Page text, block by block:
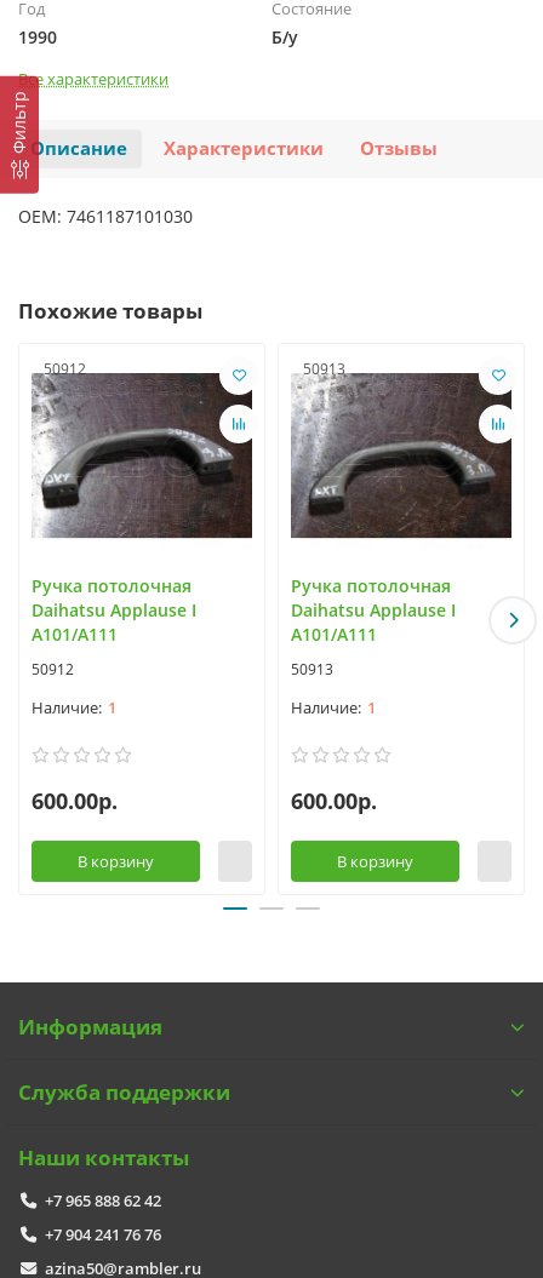
Фильтр
Год
1990
Состояние
Б/у
Все характеристики
Описание Характеристики Отзывы
OEM: 7461187101030
Похожие товары
50912
Ручка потолочная
Daihatsu Applause I
A101/A111
50912
1
600.00р.
В корзину
50913
Ручка потолочная
Daihatsu Applause I
A101/A111
50913
1
600.00р.
В корзину
Информация
Служба поддержки
Наши контакты
+7 965 888 62 42
+7 904 241 76 76
azina50@rambler.ru